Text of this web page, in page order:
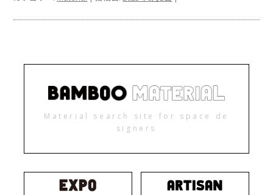
Material search site for space de
signers